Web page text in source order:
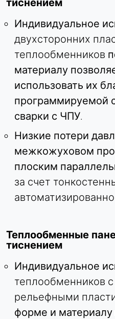
тиснением
Индивидуальное
двухсторонних
теплообменников
материалу
использовать их
программируемой
сварки с ЧПУ.
Низкие потери
межкожуховом
плоским
за счет
Теплообменные
тиснением
Индивидуальное
теплообменников
рельефными
форме и материалу